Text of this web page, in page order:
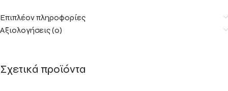
Επιπλέον πληροφορίες
Αξιολογήσεις (0)
Σχετικά προϊόντα